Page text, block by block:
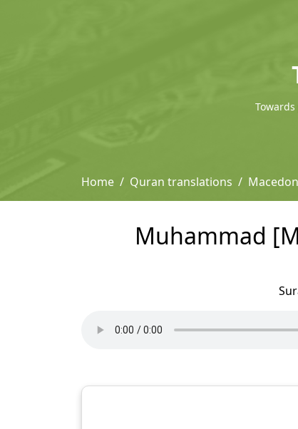
Home Quran translations
Muhammad